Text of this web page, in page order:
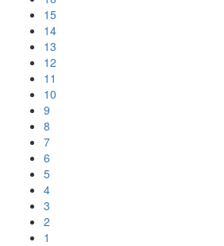
15
14
13
12
11
10
9
8
7
6
5
4
3
2
1